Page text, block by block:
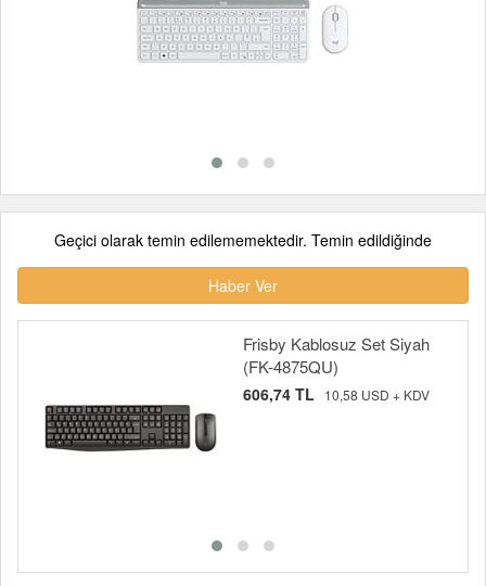
Geçici olarak temin edilememektedir. Temin edildiğinde
Haber Ver
Frisby Kablosuz Set Siyah
(FK-4875QU)
606,74 TL 10,58 USD + KDV